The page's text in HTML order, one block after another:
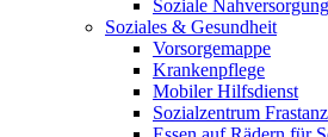
Soziale Nahversorgung
Soziales & Gesundheit
Vorsorgemappe
Krankenpflege
Mobiler Hilfsdienst
Sozialzentrum Frastanz